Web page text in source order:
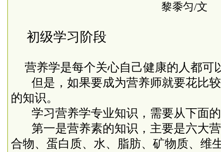
黎黍匀/文
初级学习阶段
营养学是每个关心自己健康的人都可
但是，如果要成为营养师就要花比
的知识。
学习营养学专业知识，需要从下面
第一是营养素的知识，主要是六大
合物、蛋白质、水、脂肪、矿物质、维